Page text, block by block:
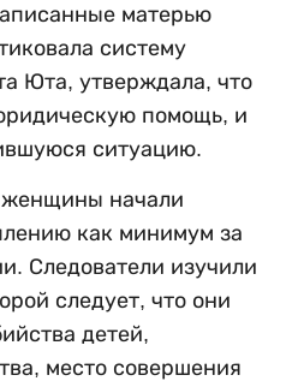
матерью
систему
Юта, утверждала, что
помощь, и
ситуацию.
начали
как минимум за
Следователи изучили
следует, что они
детей,
место совершения